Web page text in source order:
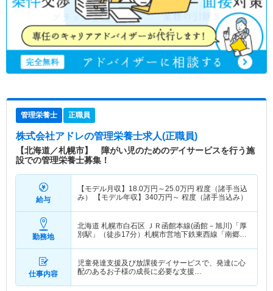
管理栄養士 正職員
株式会社アドレの管理栄養士求人(正職員)
【北海道／札幌市】 障がい児のためのデイサービスを行う施
設での管理栄養士募集！
給与
【モデル月収】 18.0万円～25.0万円 程度（諸手当込
み） 【モデル年収】 340万円～ 程度（諸手当込み）
勤務地
北海道 札幌市白石区 ＪＲ函館本線(函館－旭川)「厚
別駅」（徒歩17分）札幌市営地下鉄東西線「南郷１
仕事内容
児童発達支援及び放課後デイサービスで、発達に心
配のあるお子様の成長に必要な支援…